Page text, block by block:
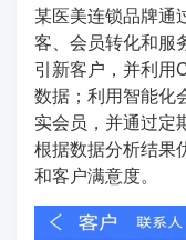
某医美连锁品牌通
客、会员转化和服
引新客户，并利用
数据；利用智能化
实会员，并通过定
根据数据分析结果
和客户满意度。